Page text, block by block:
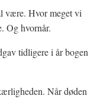
være. Hvor meget vi
Og hvornår.
tidligere i år bogen
Når døden